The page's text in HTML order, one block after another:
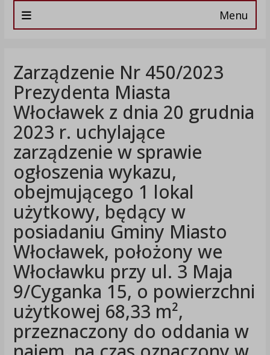
Menu
Zarządzenie Nr 450/2023
Prezydenta Miasta
Włocławek z dnia 20 grudnia
2023 r. uchylające
zarządzenie w sprawie
ogłoszenia wykazu,
obejmującego 1 lokal
użytkowy, będący w
posiadaniu Gminy Miasto
Włocławek, położony we
Włocławku przy ul. 3 Maja
9/Cyganka 15, o powierzchni
użytkowej 68,33 m²,
przeznaczony do oddania w